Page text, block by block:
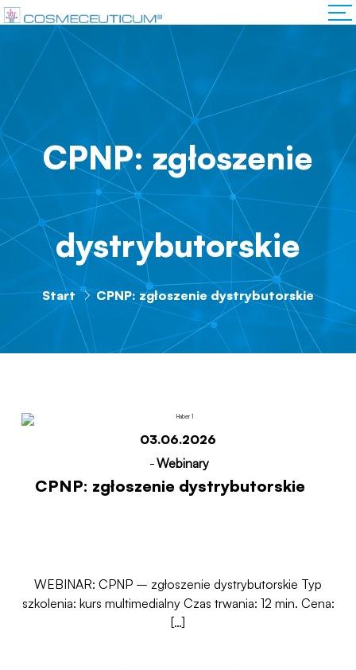
CPNP: zgłoszenie
dystrybutorskie
Start CPNP: zgłoszenie dystrybutorskie
03.06.2026
-Webinary
CPNP: zgłoszenie dystrybutorskie
WEBINAR: CPNP – zgłoszenie dystrybutorskie Typ
szkolenia: kurs multimedialny Czas trwania: 12 min. Cena:
[…]